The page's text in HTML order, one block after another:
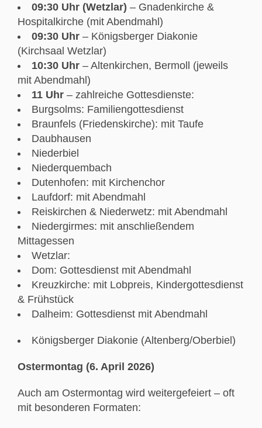
09:30 Uhr (Wetzlar) – Gnadenkirche &
Hospitalkirche (mit Abendmahl)
09:30 Uhr – Königsberger Diakonie
(Kirchsaal Wetzlar)
10:30 Uhr – Altenkirchen, Bermoll (jeweils
mit Abendmahl)
11 Uhr – zahlreiche Gottesdienste:
Burgsolms: Familiengottesdienst
Braunfels (Friedenskirche): mit Taufe
Daubhausen
Niederbiel
Niederquembach
Dutenhofen: mit Kirchenchor
Laufdorf: mit Abendmahl
Reiskirchen & Niederwetz: mit Abendmahl
Niedergirmes: mit anschließendem
Mittagessen
Wetzlar:
Dom: Gottesdienst mit Abendmahl
Kreuzkirche: mit Lobpreis, Kindergottesdienst
& Frühstück
Dalheim: Gottesdienst mit Abendmahl
Königsberger Diakonie (Altenberg/Oberbiel)
Ostermontag (6. April 2026)
Auch am Ostermontag wird weitergefeiert – oft
mit besonderen Formaten: